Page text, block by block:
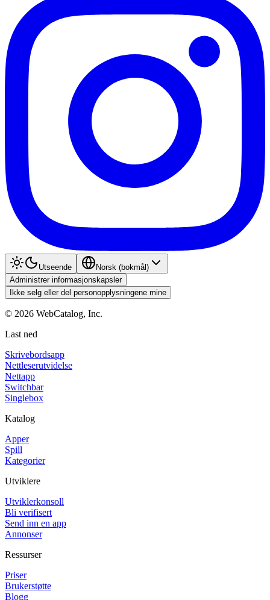
Utseende
Norsk (bokmål)
Administrer informasjonskapsler
Ikke selg eller del personopplysningene mine
© 2026 WebCatalog, Inc.
Last ned
Skrivebordsapp
Nettleserutvidelse
Nettapp
Switchbar
Singlebox
Katalog
Apper
Spill
Kategorier
Utviklere
Utviklerkonsoll
Bli verifisert
Send inn en app
Annonser
Ressurser
Priser
Brukerstøtte
Blogg